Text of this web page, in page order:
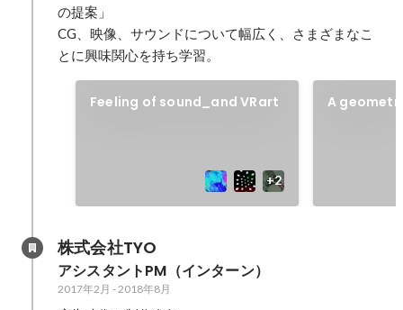
の提案」
CG、映像、サウンドについて幅広く、さまざまなこ
とに興味関心を持ち学習。
Feeling of sound_and VRart
A
株式会社TYO
アシスタントPM（インターン）
2017年2月 -2018年8月